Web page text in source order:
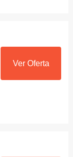
Ver Oferta